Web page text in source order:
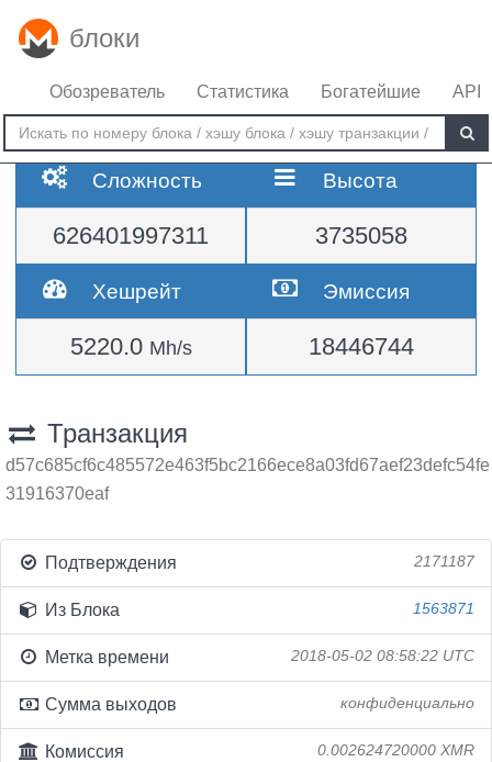
блоки
Обозреватель Статистика Богатейшие API
Сложность
626401997311
Высота
3735058
Хешрейт
5220.0 Mh/s
Эмиссия
18446744
Транзакция
d57c685cf6c485572e463f5bc2166ece8a03fd67aef23defc54fe
31916370eaf
Подтверждения 2171187
Из Блока 1563871
Метка времени 2018-05-02 08:58:22 UTC
Сумма выходов конфиденциально
Комиссия 0.002624720000 XMR